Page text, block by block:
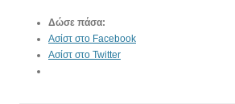
Δώσε πάσα:
Ασίστ στο Facebook
Ασίστ στο Twitter